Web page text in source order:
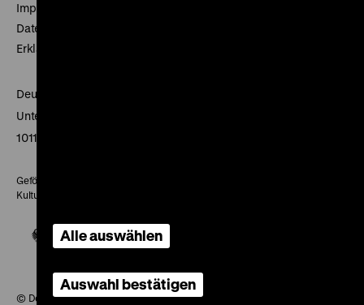
Impressum
Datenschutz
Erklärung digitale Barrierefreiheit
Deutsches Historisches Museum
Unter den Linden 2
10117 Berlin
Gefördert mit Mitteln des Beauftragten der Bundesregierung für
Kultur und Medien
© Deutsches Historisches Museum, 2026
Alle auswählen
Auswahl bestätigen